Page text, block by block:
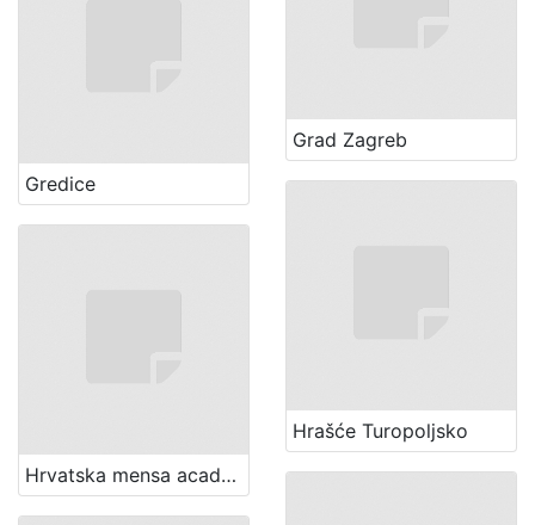
Grad Zagreb
Gredice
Hrašće Turopoljsko
Hrvatska mensa academica (Zagreb)